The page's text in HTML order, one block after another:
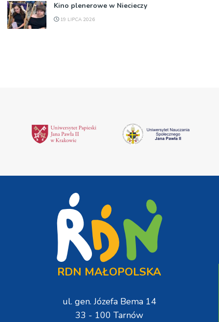
Kino plenerowe w Niecieczy
19 LIPCA 2026
RDN MAŁOPOLSKA
ul. gen. Józefa Bema 14
33 - 100 Tarnów